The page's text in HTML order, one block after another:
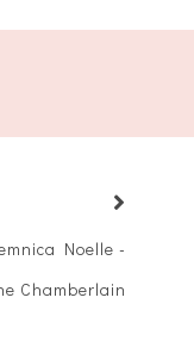
Noelle -
Chamberlain